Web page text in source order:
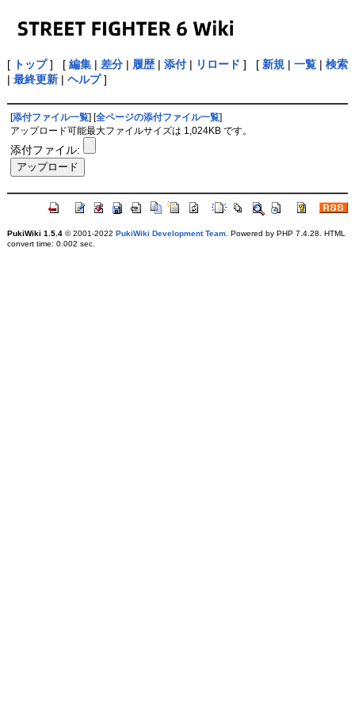
[ トップ] [ 編集| 差分| 履歴| 添付| リロード ] [ 新規| 一覧| 検索
| 最終更新| ヘルプ]
[添付ファイル一覧] [全ページの添付ファイル一覧]
アップロード可能最大ファイルサイズは 1,024KB です。
添付ファイル:
PukiWiki 1.5.4© 2001-2022 PukiWiki Development Team. Powered by PHP 7.4.28. HTML
convert time: 0.002 sec.